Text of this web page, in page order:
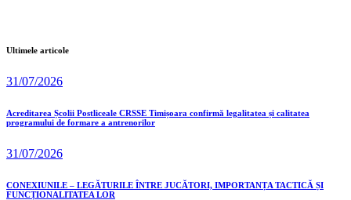
Ultimele articole
31/07/2026
Acreditarea Școlii Postliceale CRSSE Timișoara confirmă legalitatea și calitatea
programului de formare a antrenorilor
31/07/2026
CONEXIUNILE – LEGĂTURILE ÎNTRE JUCĂTORI, IMPORTANȚA TACTICĂ ȘI
FUNCȚIONALITATEA LOR